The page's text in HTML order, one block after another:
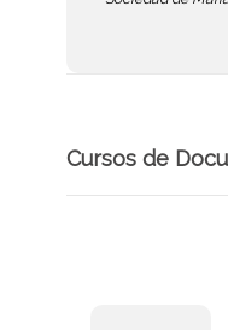
Cursos de